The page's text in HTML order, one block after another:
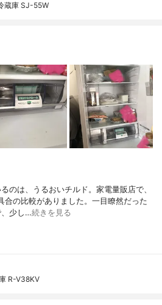
蔵庫 SJ-55W
のは、うるおいチルド。家電量販店で、
合の比較がありました。一目瞭然だった
、少し…続きを見る
R-V38KV